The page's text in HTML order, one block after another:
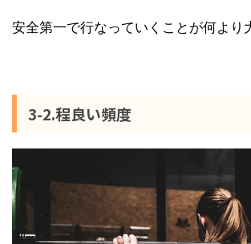
安全第一で行なっていくことが何より
3-2.程良い頻度